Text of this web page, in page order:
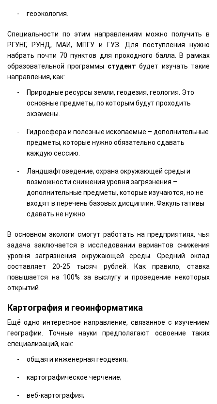
геоэкология.
Специальности по этим направлениям можно получить в
РГУНГ, РУНД, МАИ, МПГУ и ГУЗ. Для поступления нужно
набрать почти 70 пунктов для проходного балла. В рамках
образовательной программы студент будет изучать такие
направления, как:
Природные ресурсы земли, геодезия, геология. Это
основные предметы, по которым будут проходить
экзамены.
Гидросфера и полезные ископаемые – дополнительные
предметы, которые нужно обязательно сдавать
каждую сессию.
Ландшафтоведение, охрана окружающей среды и
возможности снижения уровня загрязнения –
дополнительные предметы, которые изучаются, но не
входят в перечень базовых дисциплин. Факультативы
сдавать не нужно.
В основном экологи смогут работать на предприятиях, чья
задача заключается в исследовании вариантов снижения
уровня загрязнения окружающей среды. Средний оклад
составляет 20-25 тысяч рублей. Как правило, ставка
повышается на 100% за выслугу и проведение некоторых
открытий.
Картография и геоинформатика
Ещё одно интересное направление, связанное с изучением
географии. Точные науки предполагают освоение таких
специализаций, как:
общая и инженерная геодезия;
картографическое черчение;
веб-картография;